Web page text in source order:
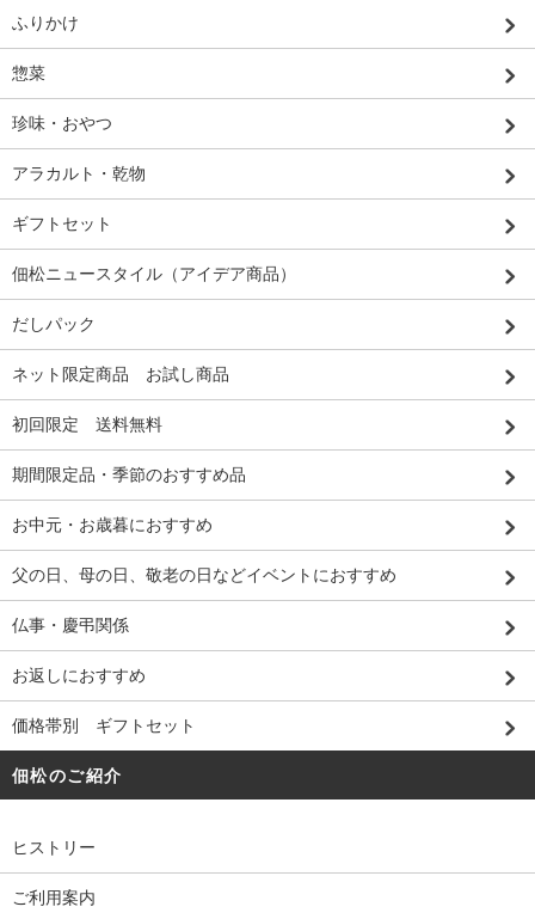
ふりかけ
惣菜
珍味・おやつ
アラカルト・乾物
ギフトセット
佃松ニュースタイル（アイデア商品）
だしパック
ネット限定商品 お試し商品
初回限定 送料無料
期間限定品・季節のおすすめ品
お中元・お歳暮におすすめ
父の日、母の日、敬老の日などイベントにおすすめ
仏事・慶弔関係
お返しにおすすめ
価格帯別 ギフトセット
佃松のご紹介
ヒストリー
ご利用案内